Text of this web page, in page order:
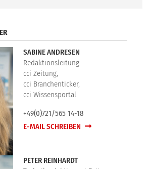
SABINE ANDRESEN
Redaktionsleitung
cci Zeitung,
cci Branchenticker,
cci Wissensportal
+49(0)721/565 14-18
E-MAIL SCHREIBEN
PETER REINHARDT